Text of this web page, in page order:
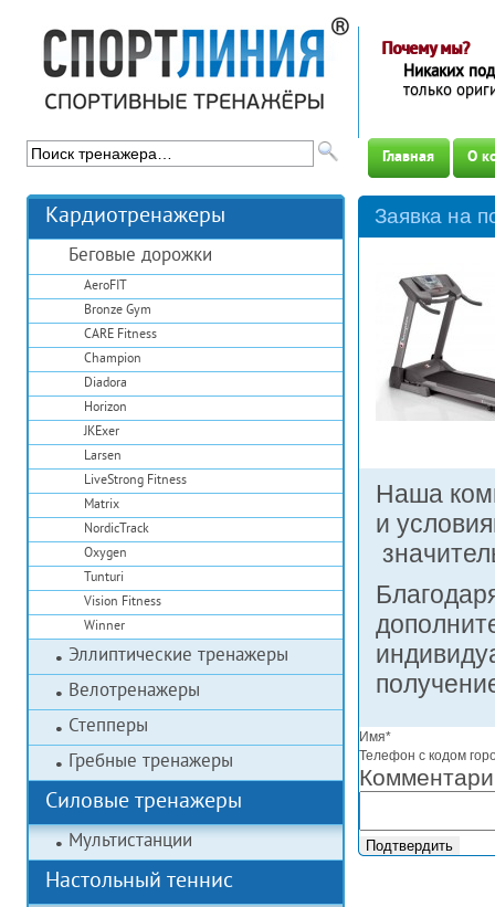
Кардиотренажеры
Беговые дорожки
AeroFIT
Bronze Gym
CARE Fitness
Champion
Diadora
Horizon
JKExer
Larsen
LiveStrong Fitness
Matrix
NordicTrack
Oxygen
Tunturi
Vision Fitness
Winner
Эллиптические тренажеры
Велотренажеры
Степперы
Гребные тренажеры
Силовые тренажеры
Мультистанции
Настольный теннис
Почему мы?
Никаких
только
Главная О
Заявка на
Наша
и
Имя*
Телефон с кодом